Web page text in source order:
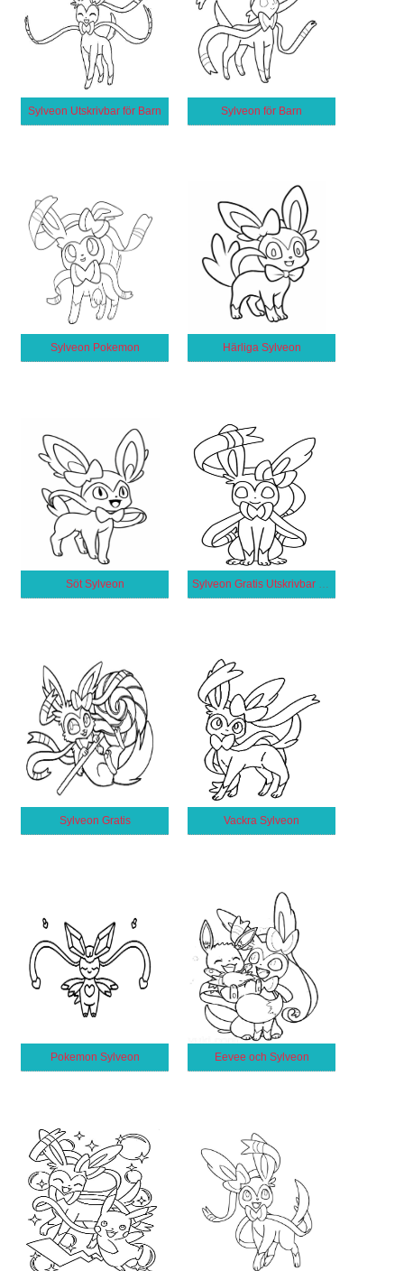
Sylveon Utskrivbar för Barn Sylveon för Barn
Sylveon Pokemon Härliga Sylveon
Söt Sylveon Sylveon Gratis Utskrivbar för Barn
Sylveon Gratis Vackra Sylveon
Pokemon Sylveon Eevee och Sylveon